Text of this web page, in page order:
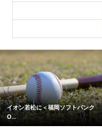
イオン若松に＜福岡ソフトバンク
O...